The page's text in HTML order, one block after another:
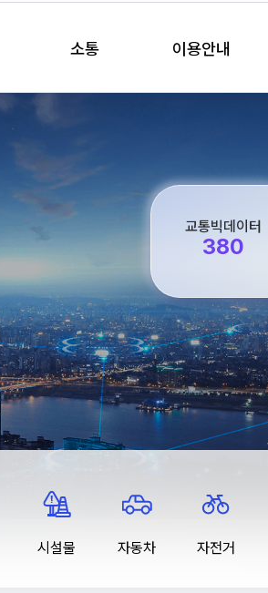
소통 이용안내
교통빅데이터
380
시설물 자동차 자전거